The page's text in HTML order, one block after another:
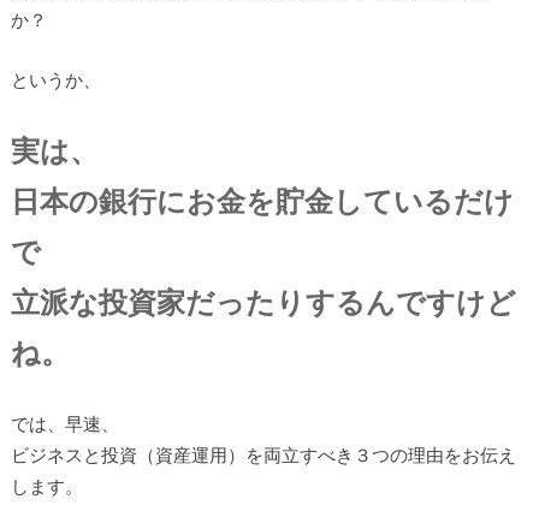
か？
というか、
実は、
日本の銀行にお金を貯金しているだけ
で
立派な投資家だったりするんですけど
ね。
では、早速、
ビジネスと投資（資産運用）を両立すべき３つの理由をお伝え
します。